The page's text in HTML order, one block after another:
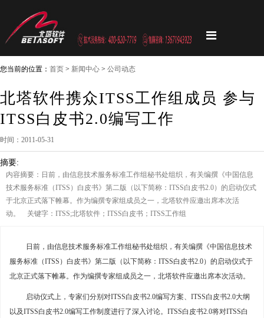
您当前的位置： 首页 > 新闻中心 > 公司动态
北塔软件携众ITSS工作组成员 参与
ITSS白皮书2.0编写工作
时间：2011-05-31
摘要:
内容摘要：日前，由信息技术服务标准工作组秘书处组织，有关编撰《中国信息
技术服务标准（ITSS）白皮书》第二版（以下简称：ITSS白皮书2.0）的启动仪式
于北京正式落下帷幕。作为编撰专家组成员之一，北塔软件应邀出席本次活
动。 关键字：ITSS;北塔软件；ITSS白皮书；ITSS工作组
日前，由信息技术服务标准工作组秘书处组织，有关编撰 《中国信息技术
服务标准（ITSS ）白皮书》 第二版 （以下简称：ITSS白皮书2.0） 的启动仪式于
北京正式落下帷幕。作为编撰专家组成员之一，北塔软件应邀出席本次活动。
启动仪式上，专家们分别对ITSS白皮书2.0编写方案、ITSS白皮书2.0大纲
以及ITSS白皮书2.0编写工作制度进行了深入讨论。ITSS白皮书2.0将对ITSS白